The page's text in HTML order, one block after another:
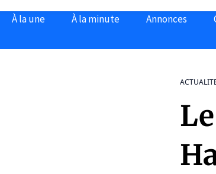
À la une À la minute Annonces